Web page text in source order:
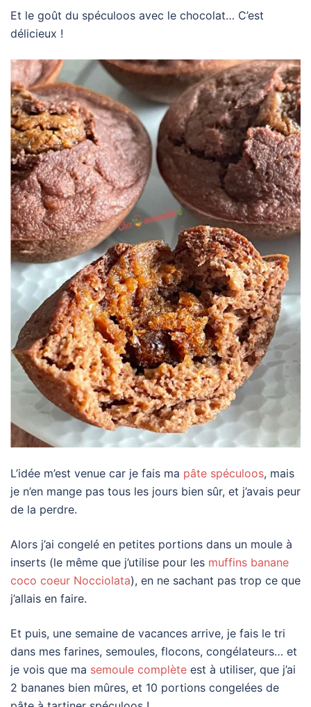
Et le goût du spéculoos avec le chocolat… C’est
délicieux !
L’idée m’est venue car je fais ma pâte spéculoos, mais
je n’en mange pas tous les jours bien sûr, et j’avais peur
de la perdre.
Alors j’ai congelé en petites portions dans un moule à
inserts (le même que j’utilise pour les muffins banane
coco coeur Nocciolata), en ne sachant pas trop ce que
j’allais en faire.
Et puis, une semaine de vacances arrive, je fais le tri
dans mes farines, semoules, flocons, congélateurs… et
je vois que ma semoule complète est à utiliser, que j’ai
2 bananes bien mûres, et 10 portions congelées de